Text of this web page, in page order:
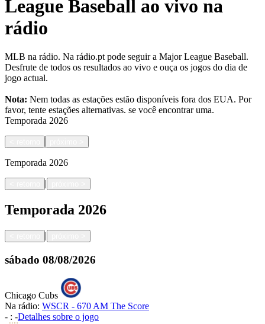
League Baseball ao vivo na
rádio
MLB na rádio. Na rádio.pt pode seguir a Major League Baseball.
Desfrute de todos os resultados ao vivo e ouça os jogos do dia de
jogo actual.
Nota: Nem todas as estações estão disponíveis fora dos EUA. Por
favor, tente estações alternativas. se você encontrar uma.
Temporada 2026
Temporada 2026
|
Temporada 2026
|
sábado 08/08/2026
Chicago Cubs
Na rádio: WSCR - 670 AM The Score
- : -Detalhes sobre o jogo